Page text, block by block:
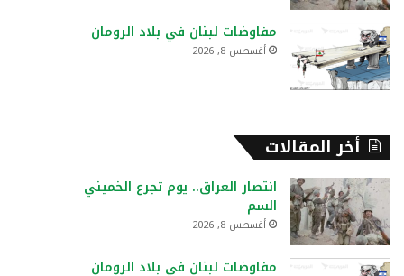
مفاوضات لبنان في بلاد الرومان
أغسطس 8, 2026
أخر المقالات
انتصار العراق.. يوم تجرع الخميني
السم
أغسطس 8, 2026
مفاوضات لبنان في بلاد الرومان